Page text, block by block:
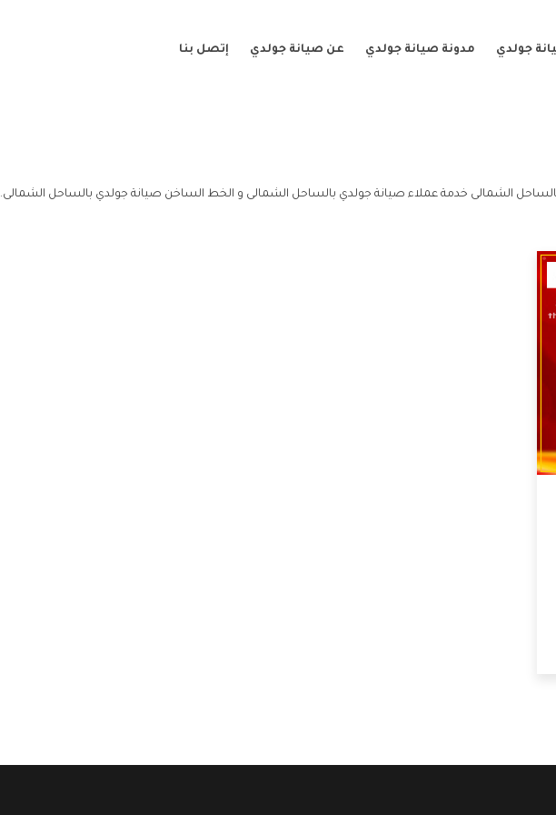
جولدي مدونة صيانة جولدي عن صيانة جولدي إتصل بنا
الشمالى خدمة عملاء صيانة جولدي بالساحل الشمالى و الخط الساخن صيانة جولدي بالساحل الشمالى.